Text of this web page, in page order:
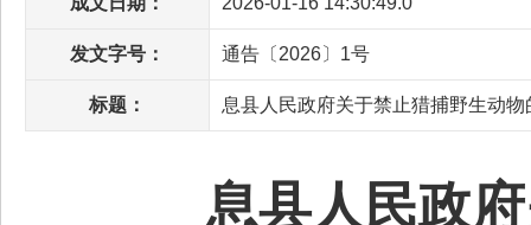
发文字号： 通告〔2026〕1号
标题： 息县人民政府关于禁止猎捕野生动物
息县人民政